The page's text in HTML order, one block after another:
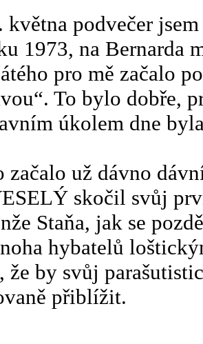
května podvečer
1973, na Bernarda
pro mě začalo
To bylo dobře,
úkolem dne
už dávno
skočil svůj
Staňa, jak se
hybatelů
že by svůj
přiblížit.